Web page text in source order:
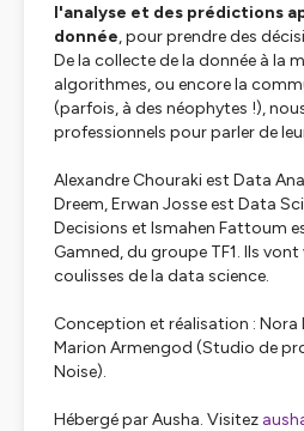
l'analyse et des prédictions
donnée, pour prendre des
De la collecte de la donnée à la
algorithmes, ou encore la
(parfois, à des néophytes !),
professionnels pour parler de
Alexandre Chouraki est Data
Dreem, Erwan Josse est Data
Decisions et Ismahen Fattoum
Gamned, du groupe TF1. Ils
coulisses de la data science.
Conception et réalisation : Nora
Marion Armengod (Studio de
Noise).
Hébergé par Ausha. Visitez